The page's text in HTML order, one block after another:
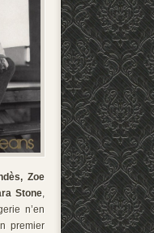
Zoe
Stone,
n’en
premier